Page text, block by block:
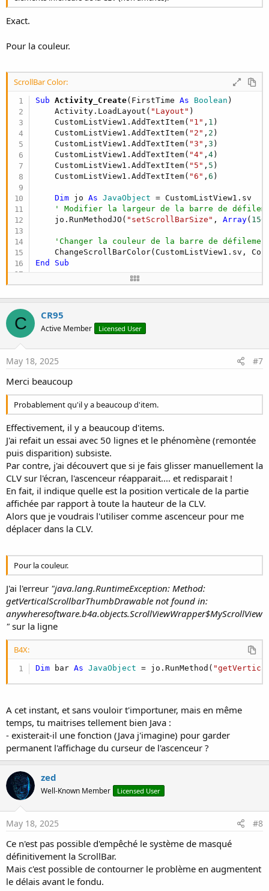
Exact.
Pour la couleur.
ScrollBar Color:
Sub Activity_Create(FirstTime As Boolean )
    Activity.LoadLayout(
"Layout" )
    CustomListView1.AddTextItem(
"1" , 1 )
    CustomListView1.AddTextItem(
"2" , 2 )
    CustomListView1.AddTextItem(
"3" ,3 )
    CustomListView1.AddTextItem(
"4" ,4 )
    CustomListView1.AddTextItem(
"5" , 5 )
    CustomListView1.AddTextItem(
"6" ,6 )
Dim jo As JavaObject = CustomListView1.sv
' Modifier la largeur de la barre de
    jo.RunMethodJO(
"setScrollBarSize" , Array( 150
'Changer la couleur de la barre de
End Sub
Sub ChangeScrollBarColor(sv As ScrollView,
Dim
If bar.IsInitialized
End If
End Sub
C CR95
Active Member Licensed User
May 18, 2025 #7
Merci beaucoup
Probablement qu'il y a beaucoup d'item.
Effectivement, il y a beaucoup d'items.
J'ai refait un essai avec 50 lignes et le phénomène (remontée
puis disparition) subsiste.
Par contre, j'ai découvert que si je fais glisser manuellement la
CLV sur l'écran, l'ascenceur réapparait.... et redisparait !
En fait, il indique quelle est la position verticale de la partie
affichée par rapport à toute la hauteur de la CLV.
Alors que je voudrais l'utiliser comme ascenceur pour me
déplacer dans la CLV.
Pour la couleur.
J'ai l'erreur "java.lang.RuntimeException: Method:
getVerticalScrollbarThumbDrawable not found in:
anywheresoftware.b4a.objects.ScrollViewWrapper$MyScrollView
" sur la ligne
B4X:
Dim bar As JavaObject = jo.RunMethod(
A cet instant, et sans vouloir t'importuner, mais en même
temps, tu maitrises tellement bien Java :
- existerait-il une fonction (Java j'imagine) pour garder
permanent l'affichage du curseur de l'ascenceur ?
zed
Well-Known Member Licensed User
May 18, 2025 #8
Ce n'est pas possible d'empêché le système de masqué
définitivement la ScrollBar.
Mais c'est possible de contourner le problème en augmentent
le délais avant le fondu.